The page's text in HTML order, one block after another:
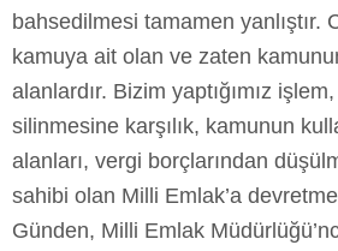
bahsedilmesi tamamen yanlıştır.
kamuya ait olan ve zaten
alanlardır. Bizim yaptığımız işlem,
silinmesine karşılık, kamunun
alanları, vergi borçlarından
sahibi olan Milli Emlak’a
Günden, Milli Emlak